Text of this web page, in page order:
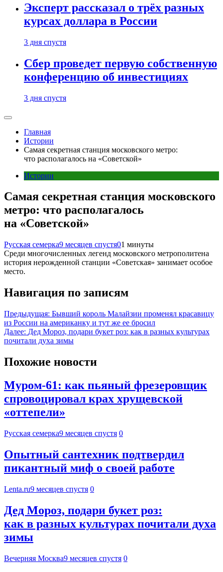
Эксперт рассказал о трёх разных
курсах доллара в России
3 дня спустя
Сбер проведет первую собственную
конференцию об инвестициях
3 дня спустя
Главная
Истории
Самая секретная станция московского метро:
что располагалось на «Советской»
Истории
Самая секретная станция московского
метро: что располагалось
на «Советской»
Русская семерка9 месяцев спустя01 минуты
Среди многочисленных легенд московского метрополитена
история нерожденной станции «Советская» занимает особое
место.
Навигация по записям
Предыдущая: Бывший король Малайзии променял красавицу
из России на американку и тут же ее бросил
Далее: Дед Мороз, подари букет роз: как в разных культурах
почитали духа зимы
Похожие новости
Муром-61: как пьяный фрезеровщик
спровоцировал крах хрущевской
«оттепели»
Русская семерка9 месяцев спустя 0
Опытный сантехник подтвердил
пикантный миф о своей работе
Lenta.ru9 месяцев спустя 0
Дед Мороз, подари букет роз:
как в разных культурах почитали духа
зимы
Вечерняя Москва9 месяцев спустя 0